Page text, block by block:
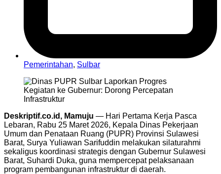
Pemerintahan, Sulbar
Deskriptif.co.id, Mamuju — Hari Pertama Kerja Pasca
Lebaran, Rabu 25 Maret 2026, Kepala Dinas Pekerjaan
Umum dan Penataan Ruang (PUPR) Provinsi Sulawesi
Barat, Surya Yuliawan Sarifuddin melakukan silaturahmi
sekaligus koordinasi strategis dengan Gubernur Sulawesi
Barat, Suhardi Duka, guna mempercepat pelaksanaan
program pembangunan infrastruktur di daerah.